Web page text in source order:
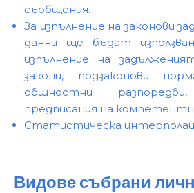
съобщения.
За изпълнение на законови
данни ще бъдат
изпълнение на
закони, подзаконови
общностни
предписания на
Статистическа
Видове събрани